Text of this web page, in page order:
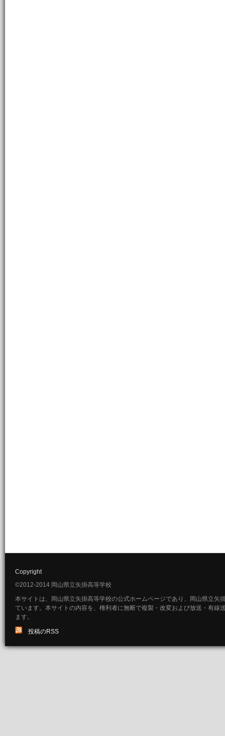
Copyright
©2012-2014 岡山県立矢掛高等学校
本サイトは、岡山県立矢掛高等学校の公式ホームページであり、岡山県立矢
ています。本サイトの内容を、権利者に無断で複製・改変および放送・有線
ます。
投稿のRSS